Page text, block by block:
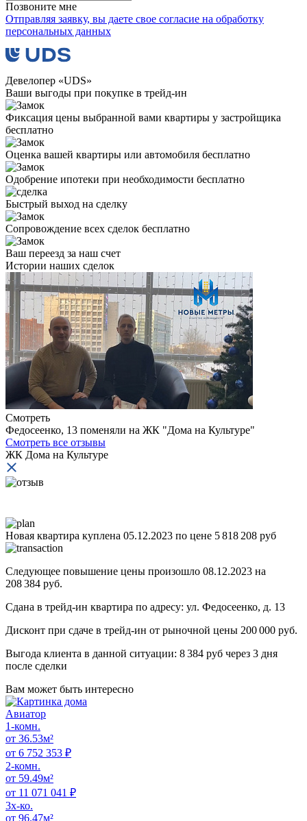
Позвоните мне
Отправляя заявку, вы даете свое согласие на обработку
персональных данных
Девелопер «UDS»
Ваши выгоды при покупке в трейд-ин
Фиксация цены выбранной вами квартиры у застройщика
бесплатно
Оценка вашей квартиры или автомобиля бесплатно
Одобрение ипотеки при необходимости бесплатно
Быстрый выход на сделку
Сопровождение всех сделок бесплатно
Ваш переезд за наш счет
Истории наших сделок
Смотреть
Федосеенко, 13 поменяли на ЖК "Дома на Культуре"
Смотреть все отзывы
ЖК Дома на Культуре
Новая квартира куплена 05.12.2023 по цене 5 818 208 руб
Следующее повышение цены произошло 08.12.2023 на
208 384 руб.
Сдана в трейд-ин квартира по адресу: ул. Федосеенко, д. 13
Дисконт при сдаче в трейд-ин от рыночной цены 200 000 руб.
Выгода клиента в данной ситуации: 8 384 руб через 3 дня
после сделки
Вам может быть интересно
Авиатор
1-комн.
от 36.53м²
от 6 752 353 ₽
2-комн.
от 59.49м²
от 11 071 041 ₽
3x-ко.
от 96.47м²